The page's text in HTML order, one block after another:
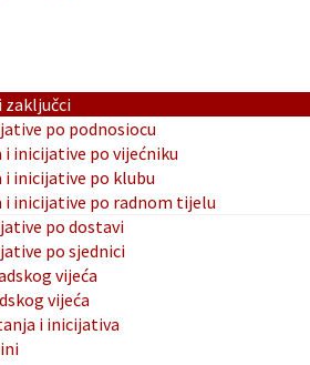
zaključci
po podnosiocu
i inicijative po vijećniku
i inicijative po klubu
i inicijative po radnom tijelu
po dostavi
po sjednici
vijeća
vijeća
i inicijativa